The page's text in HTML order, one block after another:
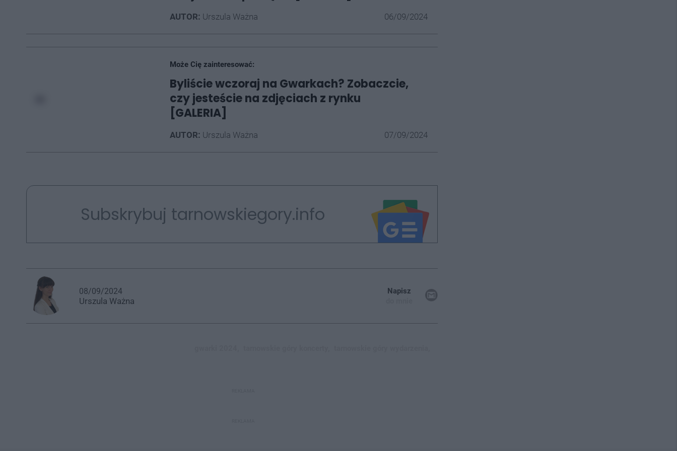
AUTOR: Urszula Ważna 06/09/2024
Może Cię zainteresować:
Byliście wczoraj na Gwarkach? Zobaczcie,
czy jesteście na zdjęciach z rynku
[GALERIA]
AUTOR: Urszula Ważna 07/09/2024
Subskrybuj tarnowskiegory.info
08/09/2024
Urszula Ważna
Napisz